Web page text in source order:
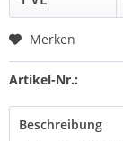
Merken
Artikel-Nr.:
Beschreibung